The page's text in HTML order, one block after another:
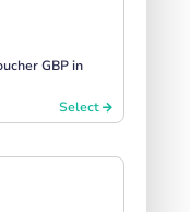
GBP in
Select